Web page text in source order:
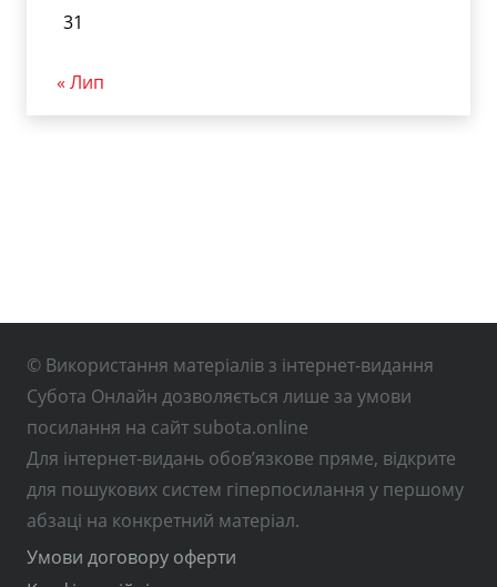
31
« Лип
© Використання матеріалів з інтернет-видання
Субота Онлайн дозволяється лише за умови
посилання на сайт subota.online
Для інтернет-видань обов’язкове пряме, відкрите
для пошукових систем гіперпосилання у першому
абзаці на конкретний матеріал.
Умови договору оферти